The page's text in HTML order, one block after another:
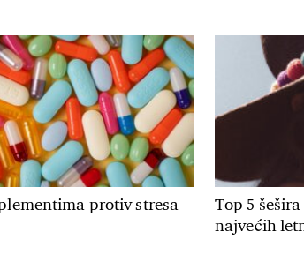
protiv stresa
Top 5
najvećih